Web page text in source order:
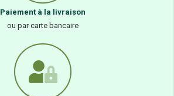
Paiement à la livraison
ou par carte bancaire